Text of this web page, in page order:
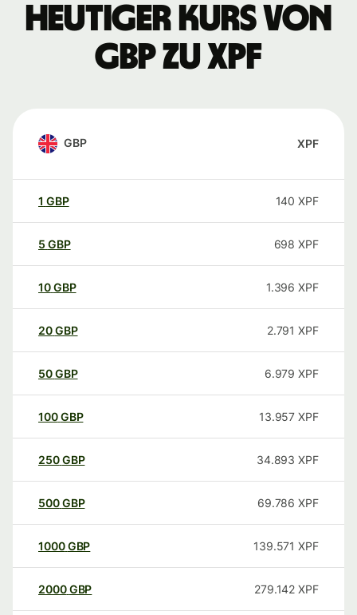
Heutiger Kurs von
GBP zu XPF
GBP XPF
1 GBP 140 XPF
5 GBP 698 XPF
10GBP 1.396 XPF
20GBP 2.791 XPF
50GBP 6.979 XPF
100GBP 13.957 XPF
250GBP 34.893 XPF
500GBP 69.786 XPF
1000GBP 139.571 XPF
2000GBP 279.142 XPF